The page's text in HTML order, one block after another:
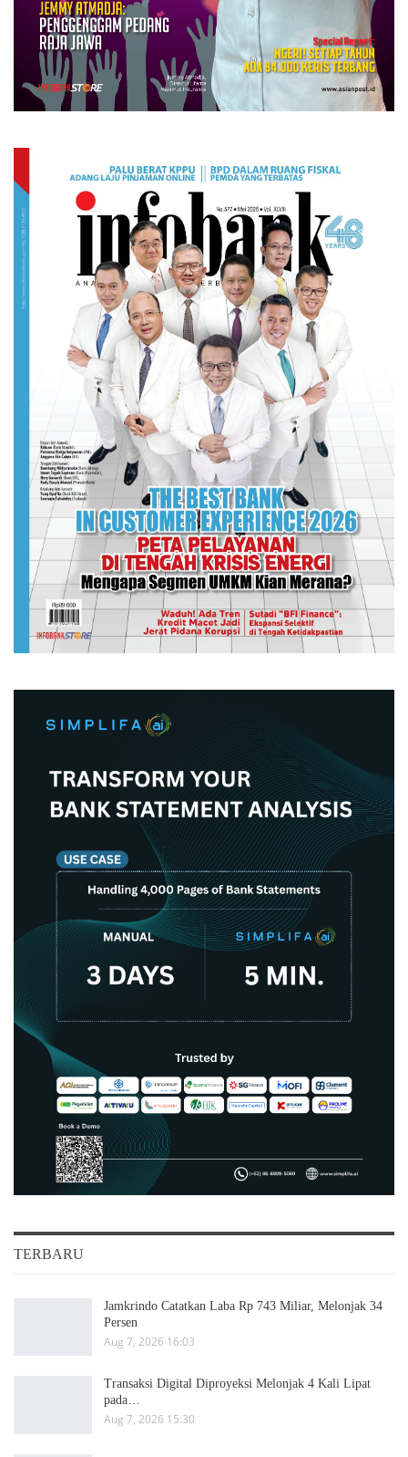
TERBARU
Jamkrindo Catatkan Laba Rp 743 Miliar, Melonjak 34
Persen
Aug 7, 2026 16:03
Transaksi Digital Diproyeksi Melonjak 4 Kali Lipat
pada…
Aug 7, 2026 15:30